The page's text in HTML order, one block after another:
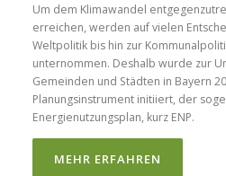
Um dem Klimawandel
erreichen, werden auf vielen
Weltpolitik bis hin zur
unternommen. Deshalb wurde zur
Gemeinden und Städten in Bayern
Planungsinstrument initiiert, der
Energienutzungsplan, kurz ENP.
MEHR ERFAHREN